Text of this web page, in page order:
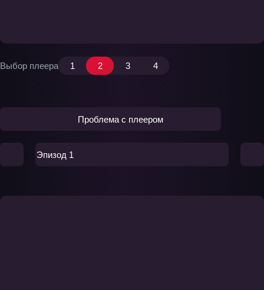
Выбор плеера 1 2 3 4
Проблема с плеером
Эпизод 1